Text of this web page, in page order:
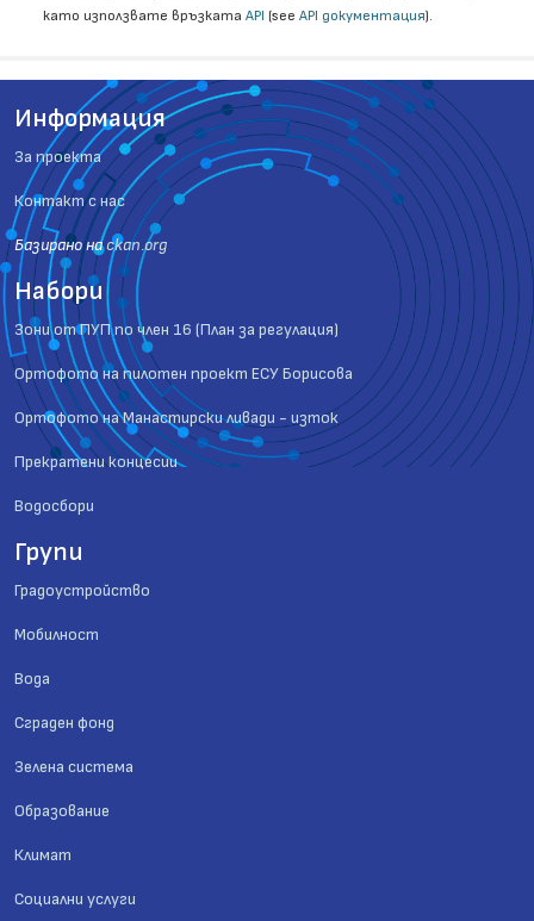
като използвате връзката API (see API документация).
Информация
За проекта
Контакт с нас
Базиранo наckan.org
Набори
Зони от ПУП по член 16 (План за регулация)
Ортофото на пилотен проект ЕСУ Борисова
Ортофото на Манастирски ливади - изток
Прекратени концесии
Водосбори
Групи
Градоустройство
Мобилност
Вода
Сграден фонд
Зелена система
Образование
Климат
Социални услуги